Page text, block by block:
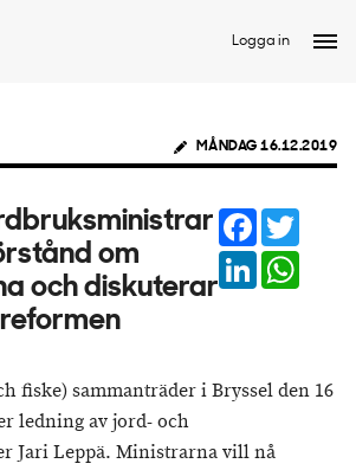
Logga in
MÅNDAG 16.12.2019
om
och diskuterar
Facebook
LinkedIn
fiske) sammanträder i Bryssel den 16
ledning av jord- och
Jari Leppä. Ministrarna vill nå